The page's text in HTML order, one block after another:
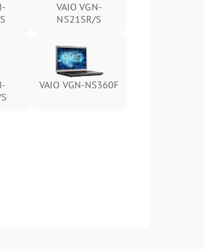
VAIO VGN-
NS21SR/S
VAIO VGN-NS360F